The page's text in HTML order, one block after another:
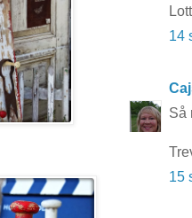
14
Så
15